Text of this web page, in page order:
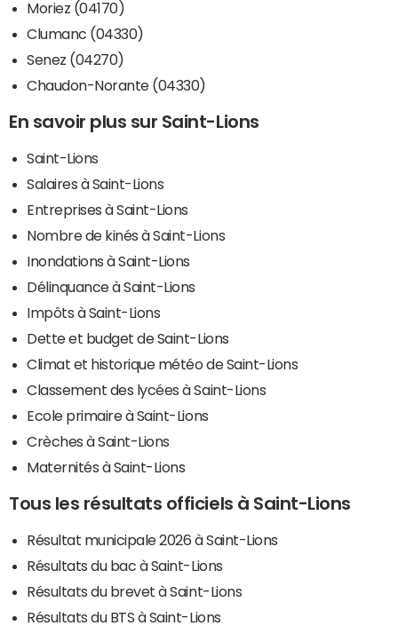
Moriez (04170)
Clumanc (04330)
Senez (04270)
Chaudon-Norante (04330)
En savoir plus sur Saint-Lions
Saint-Lions
Salaires à Saint-Lions
Entreprises à Saint-Lions
Nombre de kinés à Saint-Lions
Inondations à Saint-Lions
Délinquance à Saint-Lions
Impôts à Saint-Lions
Dette et budget de Saint-Lions
Climat et historique météo de Saint-Lions
Classement des lycées à Saint-Lions
Ecole primaire à Saint-Lions
Crèches à Saint-Lions
Maternités à Saint-Lions
Tous les résultats officiels à Saint-Lions
Résultat municipale 2026 à Saint-Lions
Résultats du bac à Saint-Lions
Résultats du brevet à Saint-Lions
Résultats du BTS à Saint-Lions